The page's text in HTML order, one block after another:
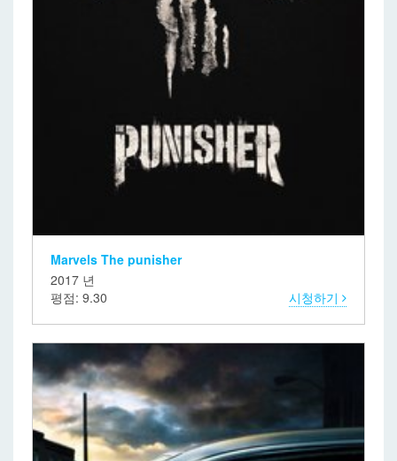
Marvels The punisher
2017 년
평점: 9.30
시청하기